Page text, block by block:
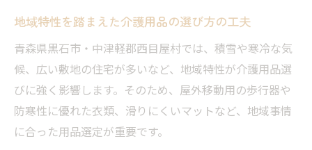
相談支援事業所のサポート活用のポイント
自宅に合う福祉用具を見つける選定基準
介護サービス活用と用品選びの新常識
介護サービスと用品選びを両立させるコツ
相談支援事業所の連携で実現する介護の質
最新の介護用品が実現する日常生活の充実
地域特性を踏まえた介護用品の選び方の工夫
青森県黒石市・中津軽郡西目屋村では、積雪や寒冷な気
候、広い敷地の住宅が多いなど、地域特性が介護用品選
びに強く影響します。そのため、屋外移動用の歩行器や
防寒性に優れた衣類、滑りにくいマットなど、地域事情
に合った用品選定が重要です。